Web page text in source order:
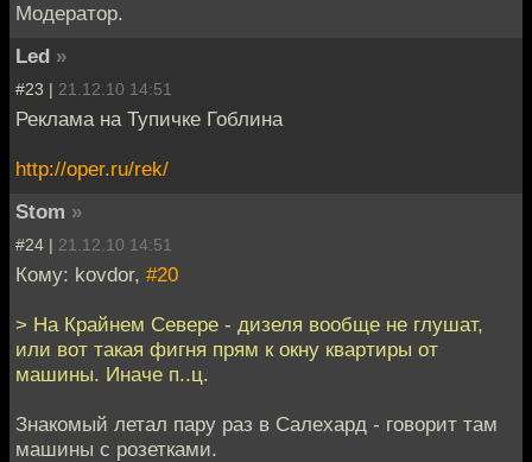
Модератор.
Led »
#23 | 21.12.10 14:51
Реклама на Тупичке Гоблина
http://oper.ru/rek/
Stom »
#24 | 21.12.10 14:51
Кому: kovdor, #20
> На Крайнем Севере - дизеля вообще не глушат,
или вот такая фигня прям к окну квартиры от
машины. Иначе п..ц.
Знакомый летал пару раз в Салехард - говорит там
машины с розетками.